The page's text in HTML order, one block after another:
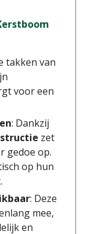
takken van
voor een
: Dankzij
zet
gedoe op.
op hun
: Deze
mee,
en